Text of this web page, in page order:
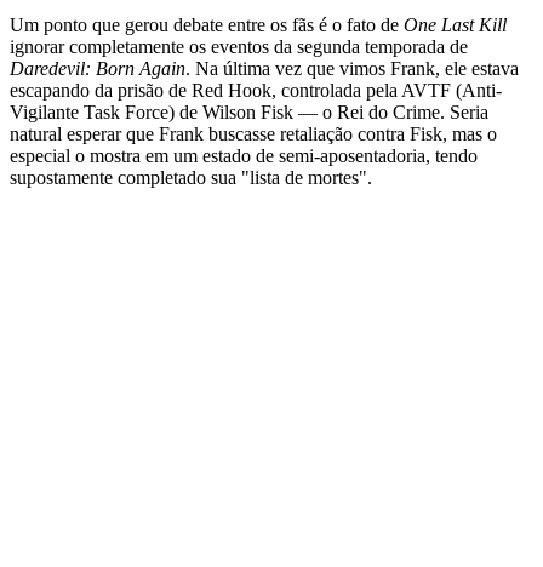
Um ponto que gerou debate entre os fãs é o fato de One Last Kill
ignorar completamente os eventos da segunda temporada de
Daredevil: Born Again. Na última vez que vimos Frank, ele estava
escapando da prisão de Red Hook, controlada pela AVTF (Anti-
Vigilante Task Force) de Wilson Fisk — o Rei do Crime. Seria
natural esperar que Frank buscasse retaliação contra Fisk, mas o
especial o mostra em um estado de semi-aposentadoria, tendo
supostamente completado sua "lista de mortes".